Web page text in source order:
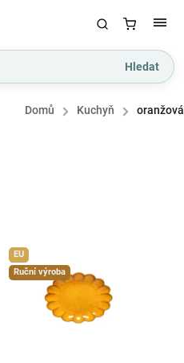
Hledat
Domů / Kuchyň / oranžová
EU
Ruční výroba